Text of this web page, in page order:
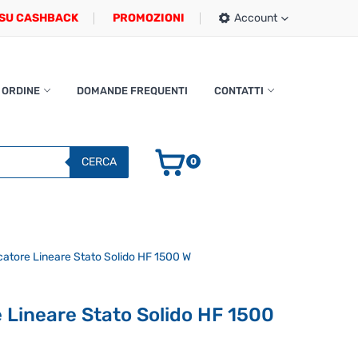
CASHBACK PROMOZIONI Account
DOMANDE FREQUENTI CONTATTI
CERCA 0
Lineare Stato Solido HF 1500 W
Stato Solido HF 1500